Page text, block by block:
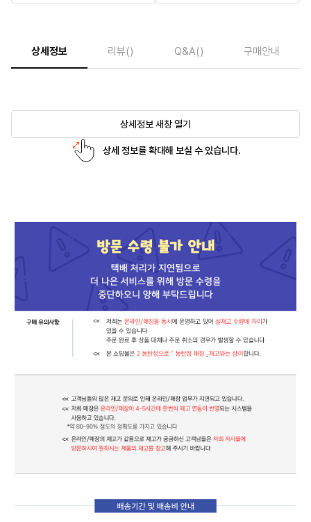
상세정보 리뷰() Q&A() 구매안내
상세정보 새창 열기
상세 정보를 확대해 보실 수 있습니다.